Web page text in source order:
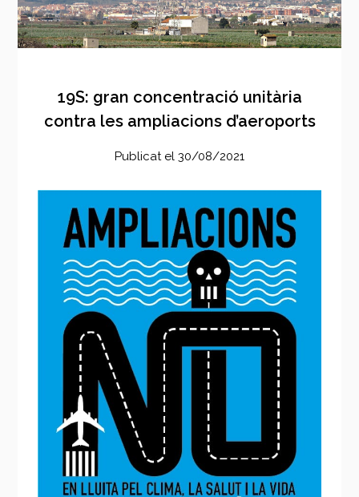
19S: gran concentració unitària
contra les ampliacions d’aeroports
Publicat el 30/08/2021